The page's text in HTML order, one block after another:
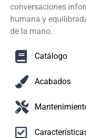
conversaciones
humana y
de la mano.
Catálogo
Acabados